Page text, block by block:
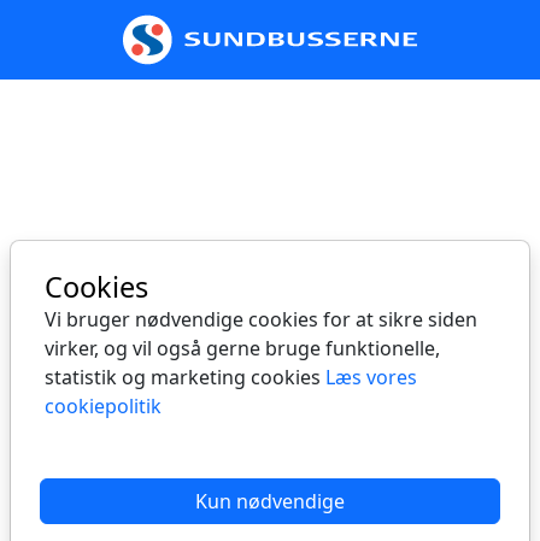
Spring til hovedindhold
Cookies
Vi bruger nødvendige cookies for at sikre siden
virker, og vil også gerne bruge funktionelle,
statistik og marketing cookies Læs vores
cookiepolitik
Kun nødvendige